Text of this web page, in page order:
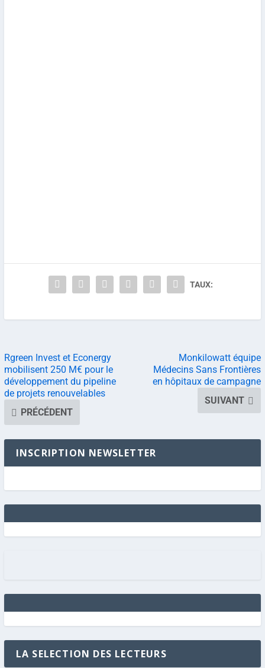
TAUX:
Rgreen Invest et Econergy
mobilisent 250 M€ pour le
développement du pipeline
de projets renouvelables
PRÉCÉDENT
Monkilowatt équipe
Médecins Sans Frontières
en hôpitaux de campagne
SUIVANT
INSCRIPTION NEWSLETTER
LA SELECTION DES LECTEURS